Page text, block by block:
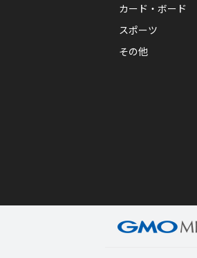
カード・ボード
スポーツ
その他